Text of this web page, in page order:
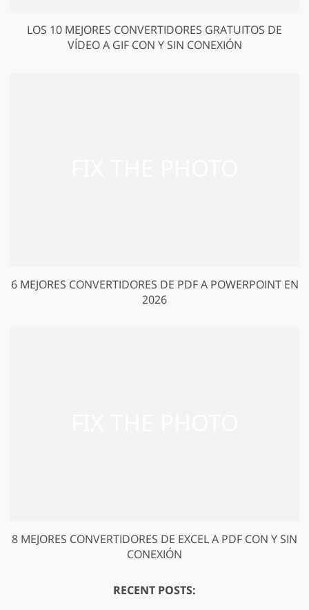
LOS 10 MEJORES CONVERTIDORES GRATUITOS DE
VÍDEO A GIF CON Y SIN CONEXIÓN
6 MEJORES CONVERTIDORES DE PDF A POWERPOINT EN
2026
8 MEJORES CONVERTIDORES DE EXCEL A PDF CON Y SIN
CONEXIÓN
RECENT POSTS: